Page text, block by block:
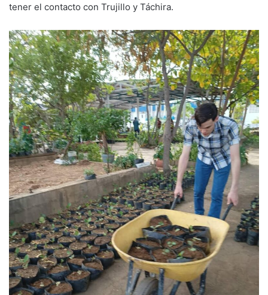
tener el contacto con Trujillo y Táchira.